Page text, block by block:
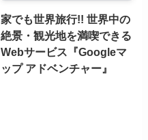
家でも世界旅行!! 世界中の
絶景・観光地を満喫できる
Webサービス『Googleマ
ップ アドベンチャー』